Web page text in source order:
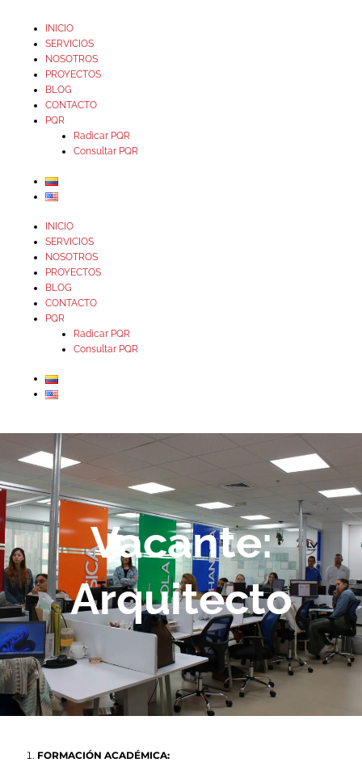
INICIO
SERVICIOS
NOSOTROS
PROYECTOS
BLOG
CONTACTO
PQR
Radicar PQR
Consultar PQR
INICIO
SERVICIOS
NOSOTROS
PROYECTOS
BLOG
CONTACTO
PQR
Radicar PQR
Consultar PQR
Vacante:
Arquitecto
FORMACIÓN ACADÉMICA: